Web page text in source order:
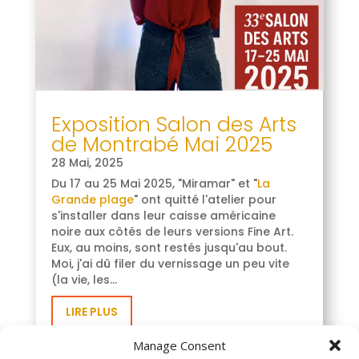
Manage Consent
Exposition Salon des Arts
de Montrabé Mai 2025
28 Mai, 2025
Du 17 au 25 Mai 2025, "Miramar" et "La
Grande plage" ont quitté l'atelier pour
s'installer dans leur caisse américaine
noire aux côtés de leurs versions Fine Art.
Eux, au moins, sont restés jusqu'au bout.
Moi, j'ai dû filer du vernissage un peu vite
(la vie, les...
LIRE PLUS